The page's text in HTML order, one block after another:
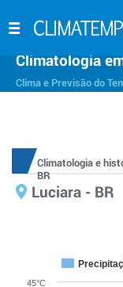
Climatologia
Clima e Previsão do
Climatologia e
BR
Luciara - BR
45°C